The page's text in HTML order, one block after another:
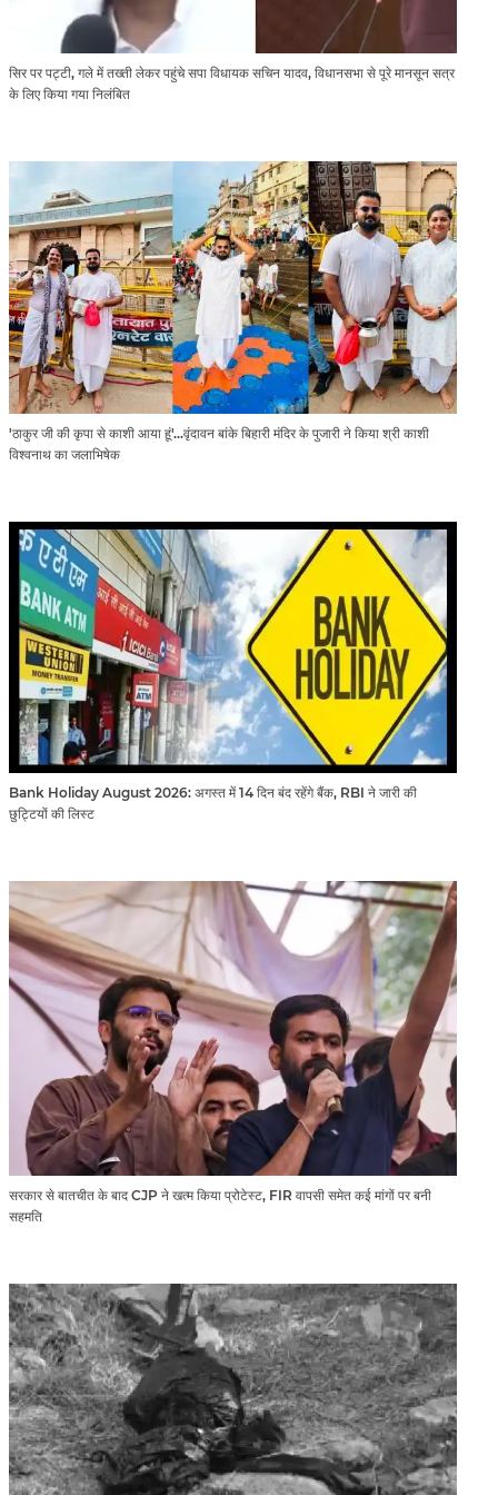
सिर पर पट्टी, गले में तख्ती लेकर पहुंचे सपा विधायक सचिन यादव, विधानसभा से पूरे मानसून सत्र
के लिए किया गया निलंबित
'ठाकुर जी की कृपा से काशी आया हूं'...वृंदावन बांके बिहारी मंदिर के पुजारी ने किया श्री काशी
विश्वनाथ का जलाभिषेक
Bank Holiday August 2026: अगस्त में 14 दिन बंद रहेंगे बैंक, RBI ने जारी की
छुट्टियों की लिस्ट​​​​​​​
सरकार से बातचीत के बाद CJP ने खत्म किया प्रोटेस्ट, FIR वापसी समेत कई मांगों पर बनी
सहमति